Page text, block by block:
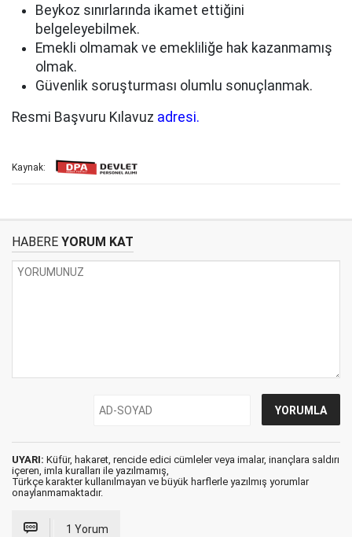
Beykoz sınırlarında ikamet ettiğini
belgeleyebilmek.
Emekli olmamak ve emekliliğe hak kazanmamış
olmak.
Güvenlik soruşturması olumlu sonuçlanmak.
Resmi Başvuru Kılavuz adresi.
Kaynak:
HABERE YORUM KAT
UYARI: Küfür, hakaret, rencide edici cümleler veya imalar, inançlara saldırı
içeren, imla kuralları ile yazılmamış,
Türkçe karakter kullanılmayan ve büyük harflerle yazılmış yorumlar
onaylanmamaktadır.
1 Yorum